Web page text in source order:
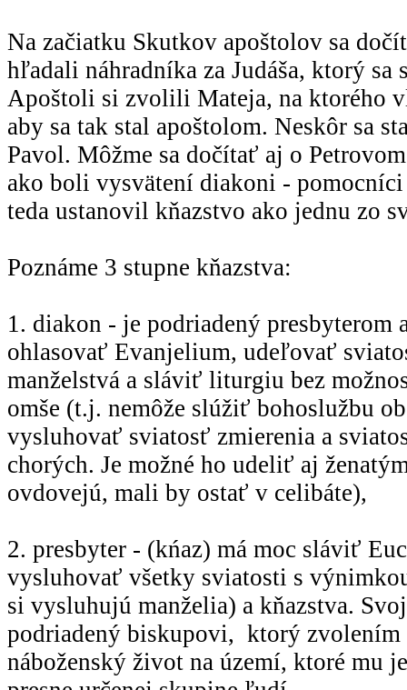
Na začiatku Skutkov apoštolov sa
hľadali náhradníka za Judáša, ktorý sa
Apoštoli si zvolili Mateja, na ktorého
aby sa tak stal apoštolom. Neskôr sa
Pavol. Môžme sa dočítať aj o
ako boli vysvätení diakoni -
teda ustanovil kňazstvo ako jednu zo
Poznáme 3 stupne kňazstva:
1. diakon - je podriadený presbyterom
ohlasovať Evanjelium, udeľovať
manželstvá a sláviť liturgiu bez
omše (t.j. nemôže slúžiť bohoslužbu
vysluhovať sviatosť zmierenia a
chorých. Je možné ho udeliť aj
ovdovejú, mali by ostať v celibáte),
2. presbyter - (kńaz) má moc sláviť
vysluhovať všetky sviatosti s
si vysluhujú manželia) a kňazstva.
podriadený biskupovi, ktorý zvolením
náboženský život na území, ktoré mu